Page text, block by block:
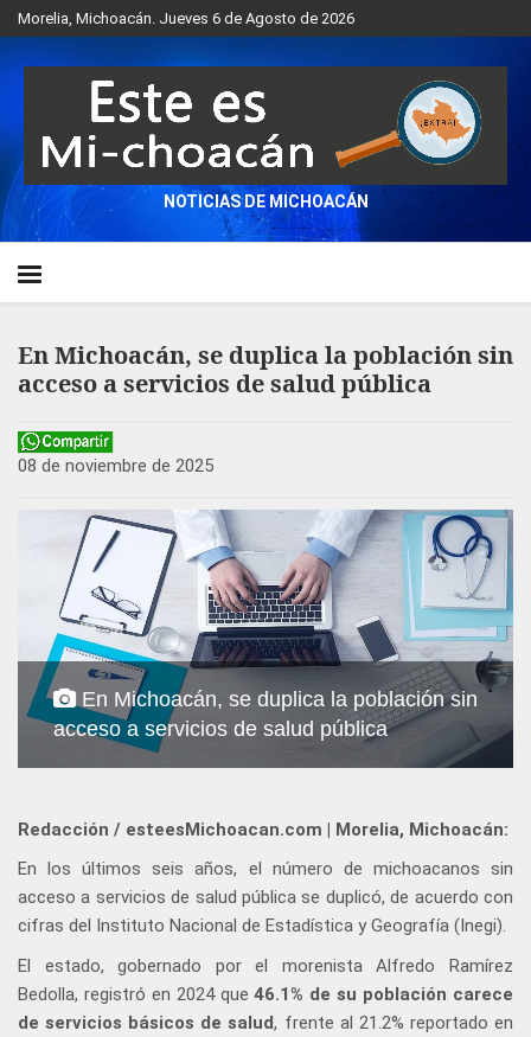
Morelia, Michoacán. Jueves 6 de Agosto de 2026
NOTICIAS DE MICHOACÁN
En Michoacán, se duplica la población sin
acceso a servicios de salud pública
08 de noviembre de 2025
En Michoacán, se duplica la población sin
acceso a servicios de salud pública
Redacción / esteesMichoacan.com | Morelia, Michoacán:
En los últimos seis años, el número de michoacanos sin
acceso a servicios de salud pública se duplicó, de acuerdo con
cifras del Instituto Nacional de Estadística y Geografía (Inegi).
El estado, gobernado por el morenista Alfredo Ramírez
Bedolla, registró en 2024 que46.1% de su población carece
de servicios básicos de salud, frente al 21.2% reportado en